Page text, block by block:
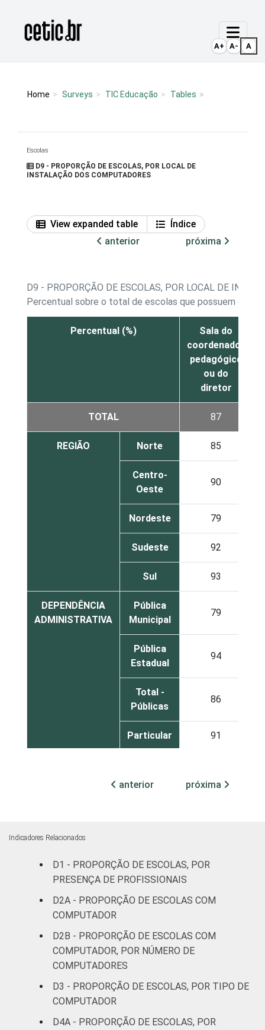
Página inicial
Home Surveys TIC Educação Tables
Escolas
D9 - PROPORÇÃO DE ESCOLAS, POR LOCAL DE
INSTALAÇÃO DOS COMPUTADORES
View expanded table
Índice
anterior
próxima
D9 - PROPORÇÃO DE ESCOLAS, POR LOCAL DE
Percentual sobre o total de escolas que possuem
Percentual (%)
Sala do
coordenador
pedagógico
ou do
diretor
TOTAL 87
REGIÃO Norte 85
Centro-
Oeste
90
Nordeste 79
Sudeste 92
Sul 93
DEPENDÊNCIA
ADMINISTRATIVA
Pública
Municipal
79
Pública
Estadual
94
Total -
Públicas
86
Particular 91
computador. Respostas estimuladas. Cada
de 2015.
anterior próxima
Indicadores Relacionados
D1 - PROPORÇÃO DE ESCOLAS, POR
PRESENÇA DE PROFISSIONAIS
D2A - PROPORÇÃO DE ESCOLAS COM
COMPUTADOR
D2B - PROPORÇÃO DE ESCOLAS COM
COMPUTADOR, POR NÚMERO DE
COMPUTADORES
D3 - PROPORÇÃO DE ESCOLAS, POR TIPO DE
COMPUTADOR
D4A - PROPORÇÃO DE ESCOLAS, POR
A+ A- A